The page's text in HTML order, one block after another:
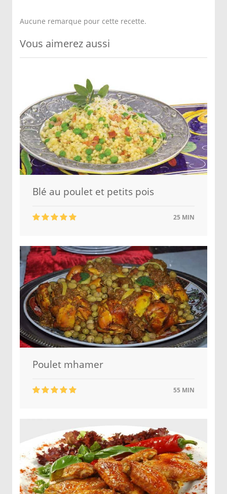
Aucune remarque pour cette recette.
Vous aimerez aussi
Blé au poulet et petits pois
25 MIN
Poulet mhamer
55 MIN